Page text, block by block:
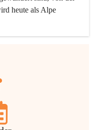
heute als Alpe